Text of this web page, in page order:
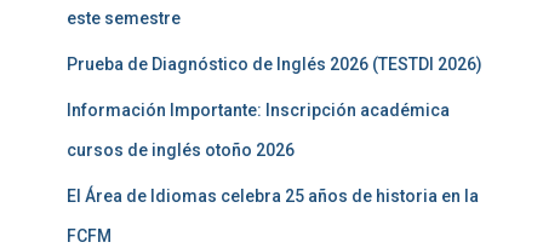
este semestre
Prueba de Diagnóstico de Inglés 2026 (TESTDI 2026)
Información Importante: Inscripción académica
cursos de inglés otoño 2026
El Área de Idiomas celebra 25 años de historia en la
FCFM